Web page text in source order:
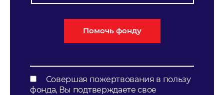
Совершая пожертвования в пользу
фонда, Вы подтверждаете свое